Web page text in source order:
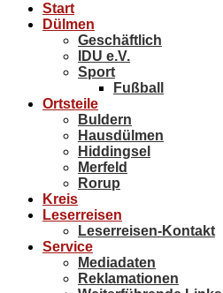
Start
Dülmen
Geschäftlich
IDU e.V.
Sport
Fußball
Ortsteile
Buldern
Hausdülmen
Hiddingsel
Merfeld
Rorup
Kreis
Leserreisen
Leserreisen-Kontakt
Service
Mediadaten
Reklamationen